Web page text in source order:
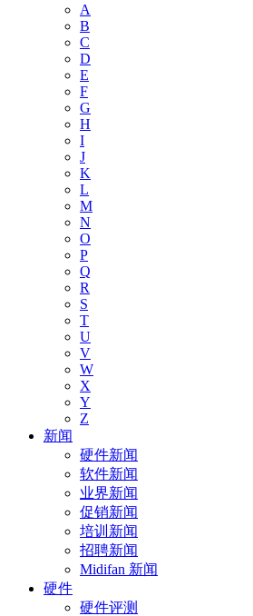
A
B
C
D
E
F
G
H
I
J
K
L
M
N
O
P
Q
R
S
T
U
V
W
X
Y
Z
新闻
硬件新闻
软件新闻
业界新闻
促销新闻
培训新闻
招聘新闻
Midifan 新闻
硬件
硬件评测